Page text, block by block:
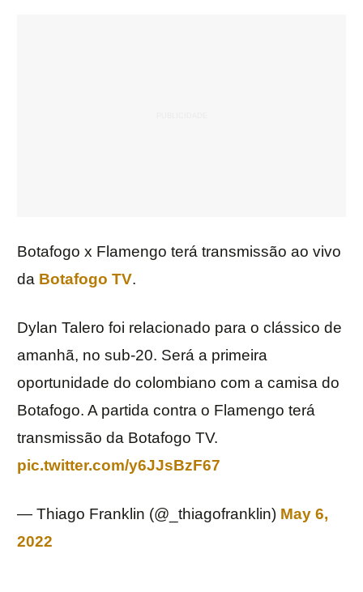
Botafogo x Flamengo terá transmissão ao vivo
da Botafogo TV.
Dylan Talero foi relacionado para o clássico de
amanhã, no sub-20. Será a primeira
oportunidade do colombiano com a camisa do
Botafogo. A partida contra o Flamengo terá
transmissão da Botafogo TV.
pic.twitter.com/y6JJsBzF67
— Thiago Franklin (@_thiagofranklin) May 6,
2022